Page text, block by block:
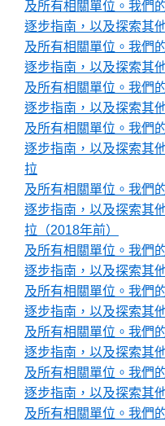
及所有相關單位。我們
逐步指南，以及探索其
及所有相關單位。我們
逐步指南，以及探索其
及所有相關單位。我們
逐步指南，以及探索其
及所有相關單位。我們
逐步指南，以及探索其
拉
及所有相關單位。我們
逐步指南，以及探索其
拉（2018年前）
及所有相關單位。我們
逐步指南，以及探索其
及所有相關單位。我們
逐步指南，以及探索其
及所有相關單位。我們
逐步指南，以及探索其
及所有相關單位。我們
逐步指南，以及探索其
及所有相關單位。我們